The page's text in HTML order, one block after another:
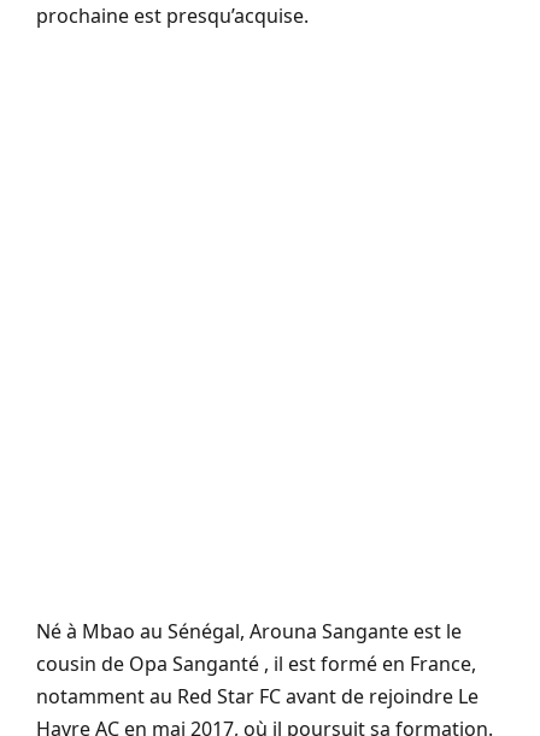
prochaine est presqu’acquise.
Né à Mbao au Sénégal, Arouna Sangante est le
cousin de Opa Sanganté , il est formé en France,
notamment au Red Star FC avant de rejoindre Le
Havre AC en mai 2017, où il poursuit sa formation.